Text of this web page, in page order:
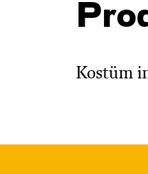
Kostüm